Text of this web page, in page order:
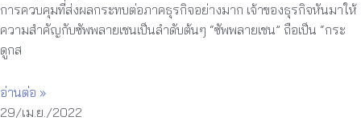
การควบคุมที่ส่งผลกระทบต่อภาคธุรกิจอย่างมาก เจ้าของธุรกิจหันมาให้
ความสำคัญกับซัพพลายเชนเป็นลำดับต้นๆ “ซัพพลายเชน” ถือเป็น “กระ
ดูกส
อ่านต่อ »
29/เม.ย./2022